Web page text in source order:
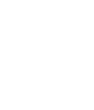
offrir le
périple.
des besoins